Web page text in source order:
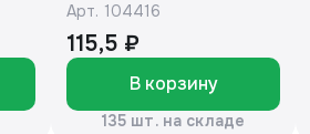
с барсучьим жиром
50г. «Эколон»®
Арт. 104416
115,5 ₽
В корзину
135 шт. на складе